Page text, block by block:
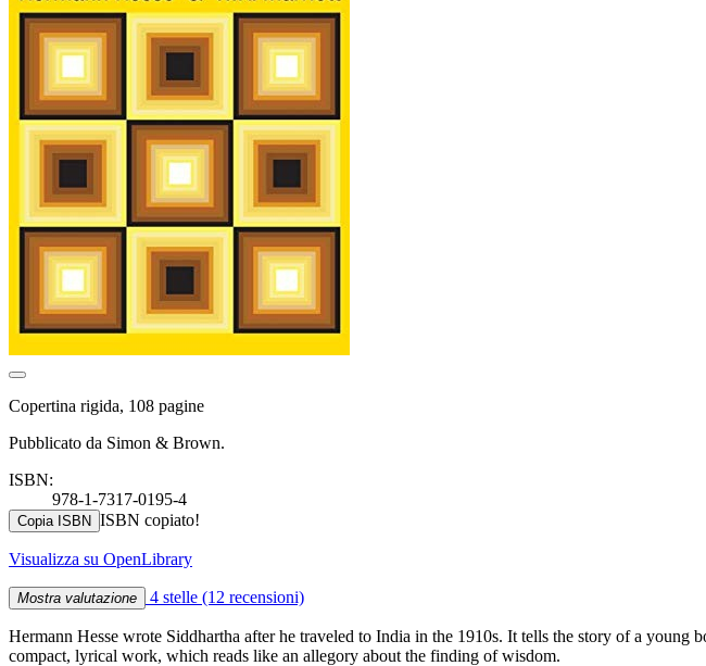
Copertina rigida, 108 pagine
Pubblicato da Simon & Brown.
ISBN:
978-1-7317-0195-4
Copia ISBN ISBN copiato!
Visualizza su OpenLibrary
Mostra valutazione 4 stelle (12 recensioni)
Hermann Hesse wrote Siddhartha after he traveled to India in the 1910s. It tells the story of a
compact, lyrical work, which reads like an allegory about the finding of wisdom.